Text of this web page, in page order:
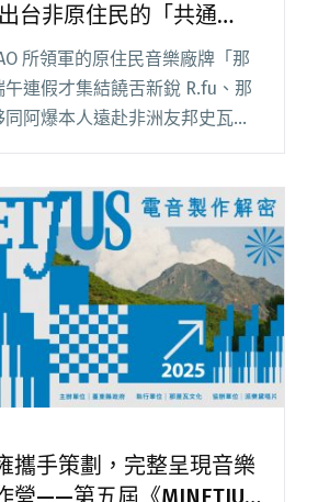
台非原住民的「共通
所領軍的原住民音樂廠牌「那
連假才集結饒舌新銳 R.fu、那
阿爆本人遠赴非洲友邦史瓦帝
廠牌生力軍推新歌〈Born To
台非原住民的「共通Vibe」"
攜手策劃，完整呈現音樂
營——第五屆《MINETJUS